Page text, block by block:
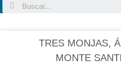
TRES MONJAS,
MONTE